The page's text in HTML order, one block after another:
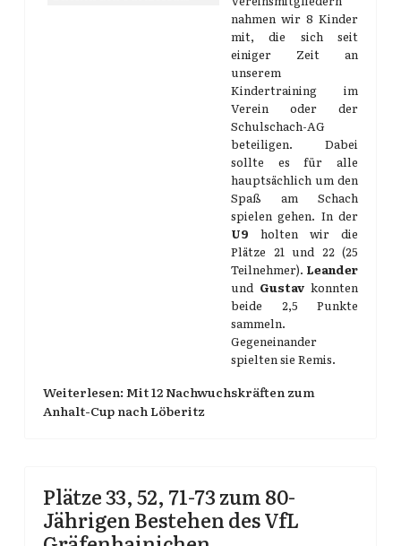
nahmen wir 8 Kinder
mit, die sich seit
einiger Zeit an
unserem
Kindertraining im
Verein oder der
Schulschach-AG
beteiligen. Dabei
sollte es für alle
hauptsächlich um den
Spaß am Schach
spielen gehen. In der
U9 holten wir die
Plätze 21 und 22 (25
Teilnehmer). Leander
und Gustav konnten
beide 2,5 Punkte
sammeln.
Gegeneinander
spielten sie Remis.
Weiterlesen: Mit 12 Nachwuchskräften zum
Anhalt-Cup nach Löberitz
Plätze 33, 52, 71-73 zum 80-
Jährigen Bestehen des VfL